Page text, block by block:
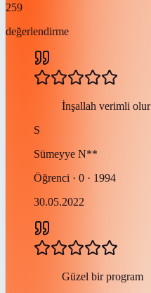
259
değerlendirme
İnşallah verimli olur
S
Sümeyye N**
Öğrenci · 0 · 1994
30.05.2022
Güzel bir program